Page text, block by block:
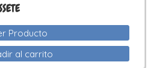
Producto
al carrito